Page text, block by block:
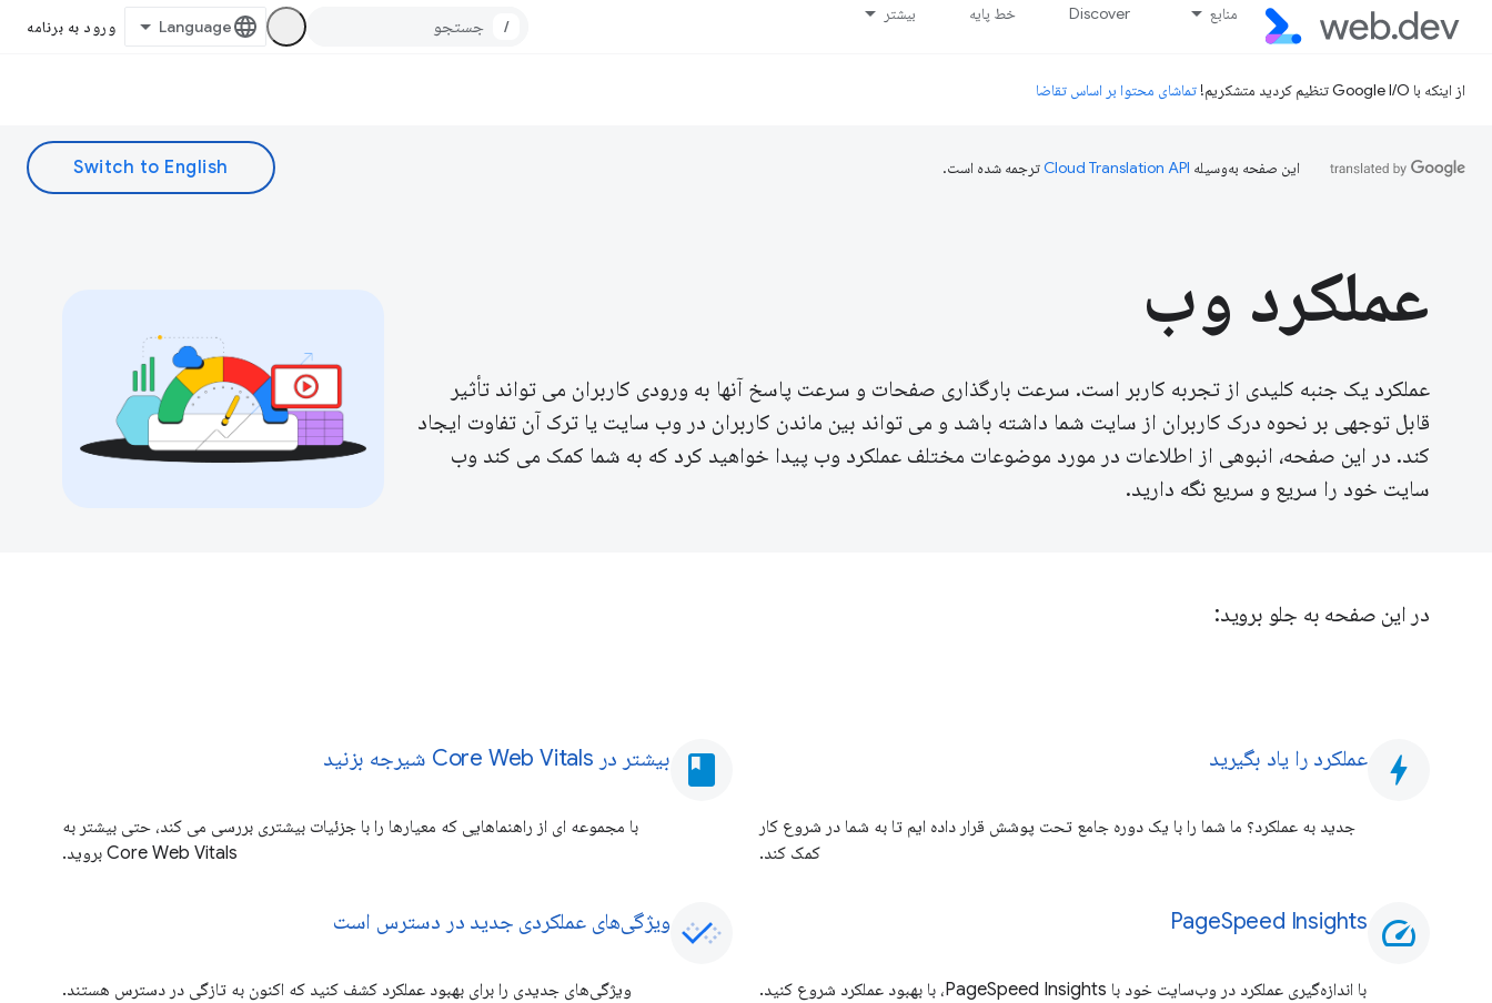
منابع Discover خط پایه بیشتر
/ ورود به برنامه
از اینکه با Google I/O تنظیم کردید متشکریم! تماشای محتوا بر اساس تقاضا
این صفحه به‌وسیله ترجمه شده است.
عملکرد وب
عملکرد یک جنبه کلیدی از تجربه کاربر است. سرعت بارگذاری صفحات و سرعت پاسخ آنها به ورودی کاربران می تواند تأثیر
قابل توجهی بر نحوه درک کاربران از سایت شما داشته باشد و می تواند بین ماندن کاربران در وب سایت یا ترک آن تفاوت ایجاد
کند. در این صفحه، انبوهی از اطلاعات در مورد موضوعات مختلف عملکرد وب پیدا خواهید کرد که به شما کمک می کند وب
سایت خود را سریع و سریع نگه دارید.
در این صفحه به جلو بروید:
bolt عملکرد را یاد بگیرید
جدید به عملکرد؟ ما شما را با یک دوره جامع تحت پوشش قرار داده ایم تا به شما در شروع کار
کمک کند.
speed
PageSpeed ​​Insights
با اندازه‌گیری عملکرد در وب‌سایت خود با PageSpeed ​​Insights، با بهبود عملکرد شروع کنید.
book بیشتر در Core Web Vitals شیرجه بزنید
با مجموعه ای از راهنماهایی که معیارها را با جزئیات بیشتری بررسی می کند، حتی بیشتر به
Core Web Vitals بروید.
ویژگی‌های عملکردی جدید در دسترس است
ویژگی‌های جدیدی را برای بهبود عملکرد کشف کنید که اکنون به تازگی در دسترس هستند.